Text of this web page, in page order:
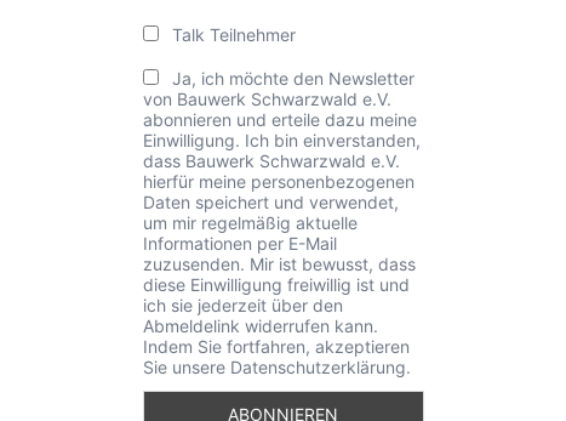
Talk Teilnehmer
Ja, ich möchte den Newsletter
von Bauwerk Schwarzwald e.V.
abonnieren und erteile dazu meine
Einwilligung. Ich bin einverstanden,
dass Bauwerk Schwarzwald e.V.
hierfür meine personenbezogenen
Daten speichert und verwendet,
um mir regelmäßig aktuelle
Informationen per E-Mail
zuzusenden. Mir ist bewusst, dass
diese Einwilligung freiwillig ist und
ich sie jederzeit über den
Abmeldelink widerrufen kann.
Indem Sie fortfahren, akzeptieren
Sie unsere Datenschutzerklärung.